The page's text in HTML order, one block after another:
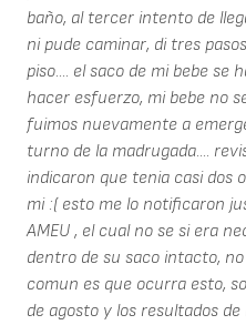
baño, al tercer intento de
ni pude caminar, di tres
piso.... el saco de mi bebe se
hacer esfuerzo, mi bebe no
fuimos nuevamente a
turno de la madrugada....
indicaron que tenia casi dos
mi :( esto me lo notificaron
AMEU , el cual no se si era
dentro de su saco intacto,
comun es que ocurra esto,
de agosto y los resultados